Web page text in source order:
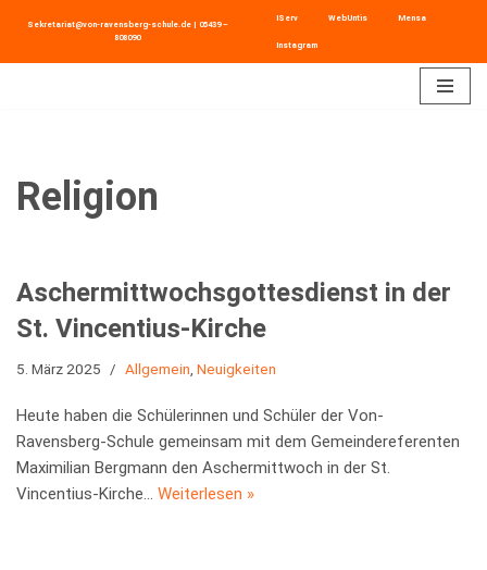
Zum
Sekretariat@von-ravensberg-schule.de| 05439 –
808090
IServ WebUntis Mensa
Instagram
Religion
Aschermittwochsgottesdienst in der
St. Vincentius-Kirche
5. März 2025 Allgemein Neuigkeiten
Heute haben die Schülerinnen und Schüler der Von-
Ravensberg-Schule gemeinsam mit dem Gemeindereferenten
Maximilian Bergmann den Aschermittwoch in der St.
Vincentius-Kirche… Weiterlesen »